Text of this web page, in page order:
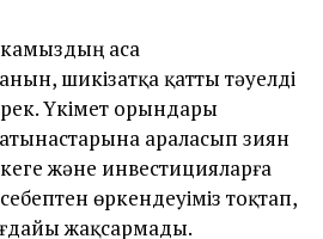
аса
шикізатқа қатты тәуелді
Үкімет орындары
араласып зиян
және инвестицияларға
өркендеуіміз тоқтап,
жақсармады.